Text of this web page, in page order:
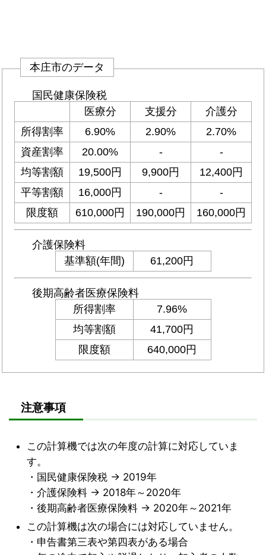
注意事項
この計算機では次の年度の計算に対応していま
す。
・国民健康保険税 → 2019年
・介護保険料 → 2018年～2020年
・後期高齢者医療保険料 → 2020年～2021年
この計算機は次の場合には対応していません。
・申告書第三表や第四表がある場合